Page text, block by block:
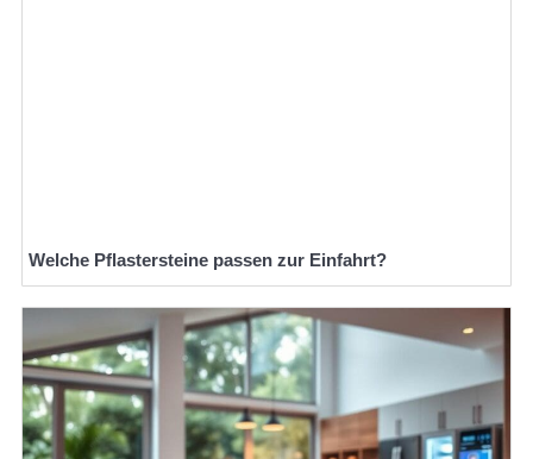
Welche Pflastersteine passen zur Einfahrt?